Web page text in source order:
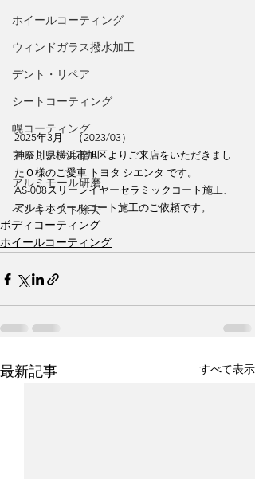
ホイールコーティング
ウィンドガラス撥水加工
デント・リペア
シートコーティング
幌コーティング
アルミノール磨
アルミモール研磨
ペンキミスト除去
2025年3月　（2023/03）
神奈川県横浜市旭区よりご来店をいただきまし
たＯ様のご愛車 トヨタ シエンタ です。
AS-008スリーレイヤーセラミックコート施工、
アルミホイールコート施工のご依頼です。
ボディコーティング
ホイールコーティング
最新記事 すべて表示